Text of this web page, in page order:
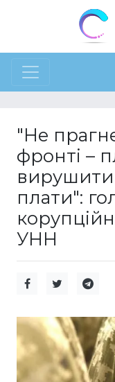
"Не
фронті –
вирушити
плати":
УНН